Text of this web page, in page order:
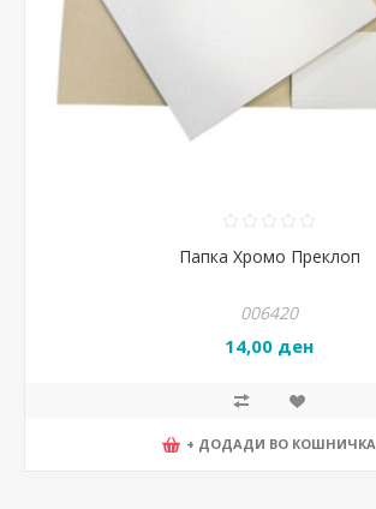
Папка Хромо Преклоп
006420
14,00 ден
+ ДОДАДИ ВО КОШНИЧКА